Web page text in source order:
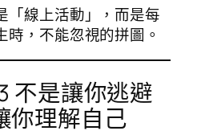
「線上活動」，而是每
，不能忽視的拼圖。
不是讓你逃避
你理解自己